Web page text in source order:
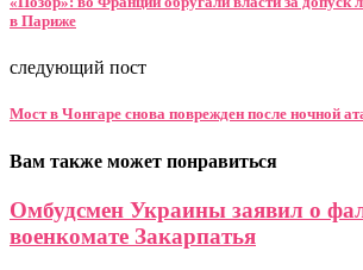
в Париже
следующий пост
Мост в Чонгаре снова поврежден после ночной
Вам также может понравиться
Омбудсмен Украины заявил о
военкомате Закарпатья